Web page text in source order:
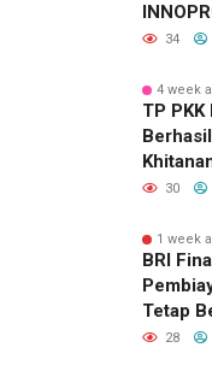
Belasan
34
4 week
TP PKK
Lebih
Raih
30
1 week
BRI
Tetap
Akhir
28